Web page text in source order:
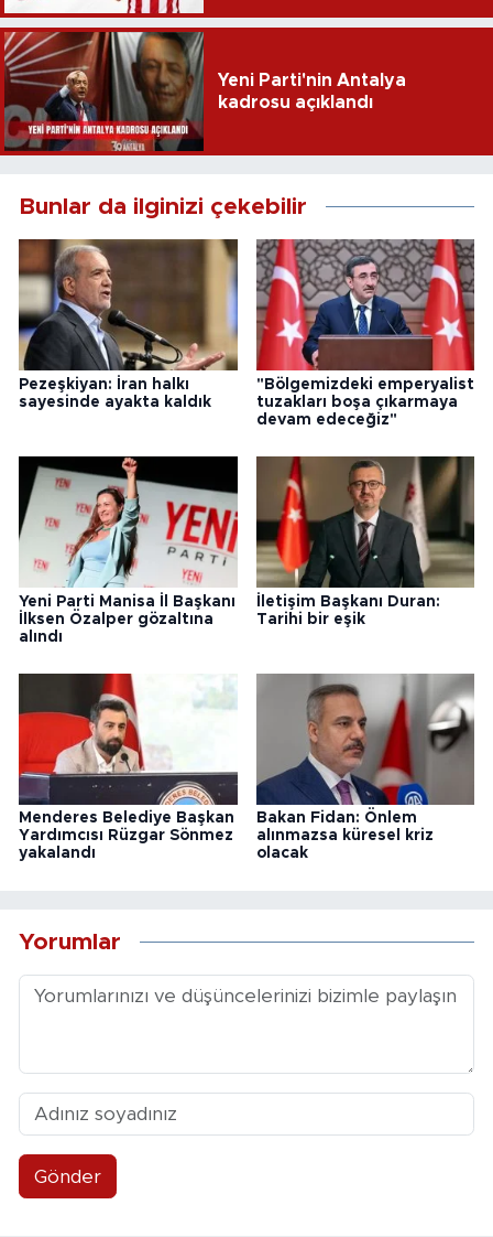
Yeni Parti'nin Antalya
kadrosu açıklandı
Bunlar da ilginizi çekebilir
Pezeşkiyan: İran halkı
sayesinde ayakta kaldık
"Bölgemizdeki emperyalist
tuzakları boşa çıkarmaya
devam edeceğiz"
Yeni Parti Manisa İl Başkanı
İlksen Özalper gözaltına
alındı
İletişim Başkanı Duran:
Tarihi bir eşik
Menderes Belediye Başkan
Yardımcısı Rüzgar Sönmez
yakalandı
Bakan Fidan: Önlem
alınmazsa küresel kriz
olacak
Yorumlar
Gönder